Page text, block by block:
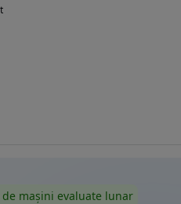
de mașini evaluate lunar